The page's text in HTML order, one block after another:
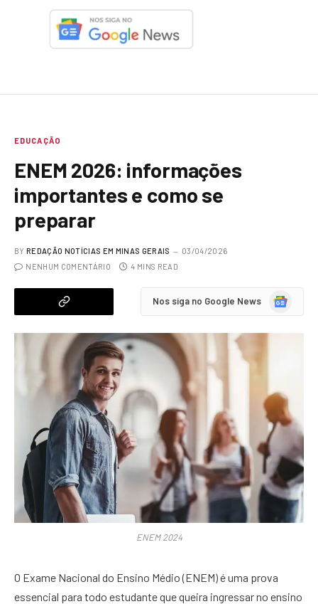
EDUCAÇÃO
ENEM 2026: informações
importantes e como se
preparar
BY REDAÇÃO NOTÍCIAS EM MINAS GERAIS
03/04/2026
NENHUM COMENTÁRIO
4 MINS READ
Nos siga no Google News
Google
ENEM 2024
O Exame Nacional do Ensino Médio (ENEM) é uma prova
essencial para todo estudante que queira ingressar no ensino